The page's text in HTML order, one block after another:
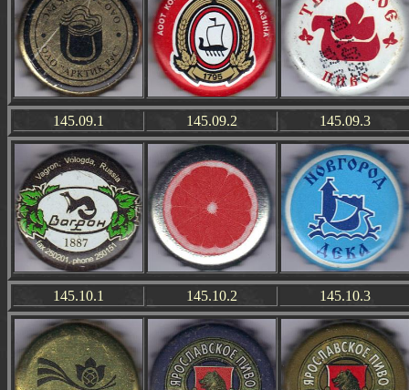
145.09.1 145.09.2 145.09.3
145.10.1 145.10.2 145.10.3